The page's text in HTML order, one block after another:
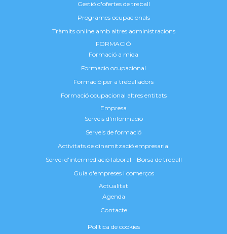
Gestió d'ofertes de treball
Programes ocupacionals
Tràmits online amb altres administracions
FORMACIÓ
Formació a mida
Formacio ocupacional
Formació per a treballadors
Formació ocupacional altres entitats
Empresa
Serveis d'informació
Serveis de formació
Activitats de dinamització empresarial
Servei d'intermediació laboral - Borsa de treball
Guia d'empreses i comerços
Actualitat
Agenda
Contacte
Política de cookies